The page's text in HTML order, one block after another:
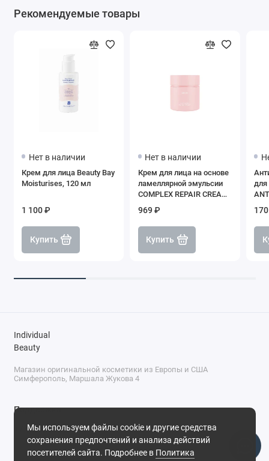
Рекомендуемые товары
Нет в наличии
Крем для лица Beauty Bay
Moisturises, 120 мл
1 100 ₽
Купить
Нет в наличии
Крем для лица на основе
ламеллярной эмульсии
COMPLEX REPAIR CREAM,
969 ₽
Купить
для
Мы используем файлы cookie и другие средства
сохранения предпочтений и анализа действий
посетителей сайта. Подробнее в Политика
Individual
Beauty
Магазин оригинальной косметики из Европы и США
Симферополь, Маршала Жукова 4
Поддержка
+7 (978) 586-46-46
ПН-ПТ: 9:00 - 18:00
Суббота: 9:00 - 17:00